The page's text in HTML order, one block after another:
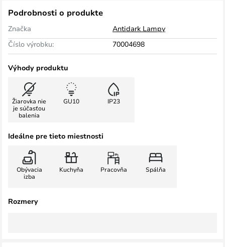
Podrobnosti o produkte
Značka
Antidark Lampy
Číslo výrobku:
70004698
Výhody produktu
Žiarovka nie
je súčasťou
balenia
GU10 IP23
Ideálne pre tieto miestnosti
Obývacia
izba
Kuchyňa Pracovňa Spálňa
Rozmery